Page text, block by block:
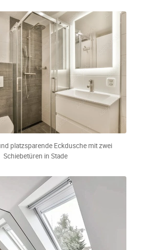
platzsparende Eckdusche mit zwei
Schiebetüren in Stade